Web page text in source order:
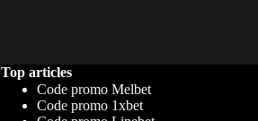
Top articles
Code promo Melbet
Code promo 1xbet